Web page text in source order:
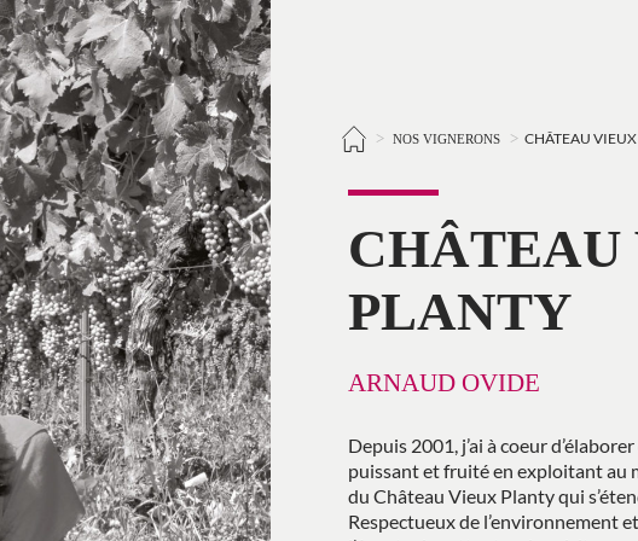
> NOS VIGNERONS > CHÂTEAU
PLANTY
ARNAUD OVIDE
Depuis 2001, j’ai à coeur
puissant et fruité en exploitant au
du Château Vieux Planty qui
Respectueux de l’environnement